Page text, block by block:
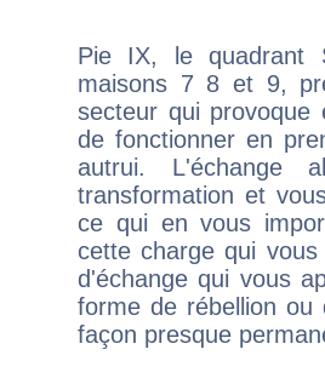
Pie IX, le quadrant
maisons 7 8 et 9,
secteur qui provoque
de fonctionner en
autrui. L'échange
transformation et
ce qui en vous
cette charge qui
d'échange qui vous
forme de rébellion ou
façon presque